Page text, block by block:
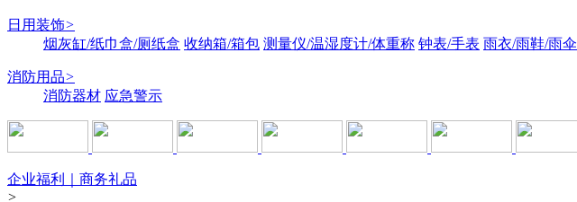
日用装饰>
烟灰缸/纸巾盒/厕纸盒 收纳箱/箱包 测量仪/温湿度计/体重称 钟表/手表 雨衣/雨鞋/雨伞
消防用品>
消防器材 应急警示
企业福利｜商务礼品
>